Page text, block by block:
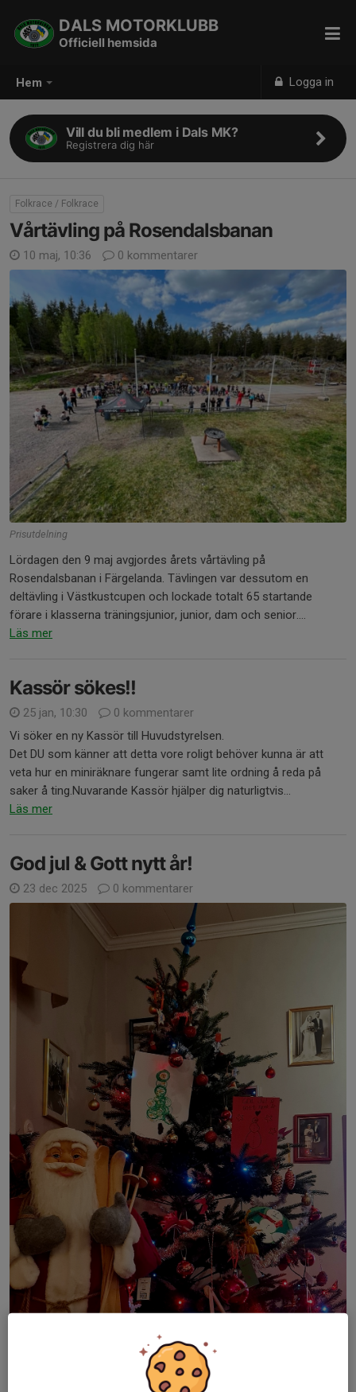
Hem Logga in
DALS MOTORKLUBB
Officiell hemsida
Vill du bli medlem i Dals MK?
Registrera dig här
Folkrace / Folkrace
Vårtävling på Rosendalsbanan
10 maj, 10:36 0 kommentarer
Prisutdelning
Lördagen den 9 maj avgjordes årets vårtävling på
Rosendalsbanan i Färgelanda. Tävlingen var dessutom en
deltävling i Västkustcupen och lockade totalt 65 startande
förare i klasserna träningsjunior, junior, dam och senior....
Läs mer
Kassör sökes!!
25 jan, 10:30
0 kommentarer
Vi söker en ny Kassör till Huvudstyrelsen.
Det DU som känner att detta vore roligt behöver kunna är att
veta hur en miniräknare fungerar samt lite ordning å reda på
saker å ting.Nuvarande Kassör hjälper dig naturligtvis...
Läs mer
God jul & Gott nytt år!
23 dec 2025 0 kommentarer